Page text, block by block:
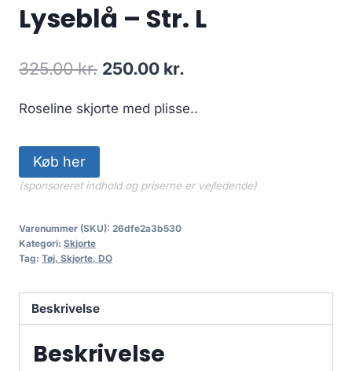
Lyseblå – Str. L
325.00kr. Original
was:
250.00 kr.
is:
Roseline skjorte med plisse..
Køb her
(sponsoreret indhold og priserne er vejledende)
Varenummer (SKU): 26dfe2a3b530
Kategori: Skjorte
Tag: Tøj, Skjorte, DO
Beskrivelse
Beskrivelse